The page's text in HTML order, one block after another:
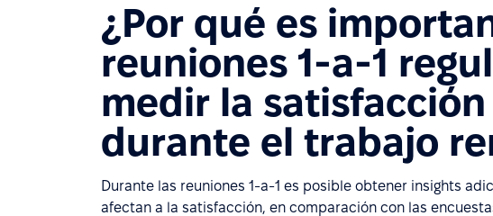
¿Por qué es
reuniones 1-a-1
medir la
durante el trabajo
Durante las reuniones 1-a-1 es posible obtener insights
afectan a la satisfacción, en comparación con las